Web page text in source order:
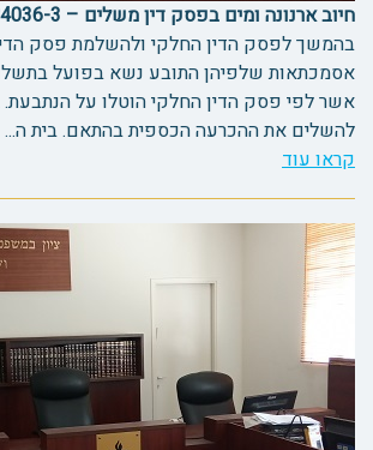
חיוב ארנונה ומים בפסק דין משלים – 84036-3
בהמשך לפסק הדין החלקי ולהשלמת פסק
אסמכתאות שלפיהן התובע נשא בפועל
אשר לפי פסק הדין החלקי הוטלו על הנתבעת.
להשלים את ההכרעה הכספית בהתאם. בית ה...
קראו עוד